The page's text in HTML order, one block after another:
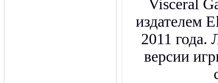
Visceral
издателем
2011 года.
версии